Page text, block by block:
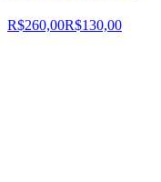
R$260,00R$130,00